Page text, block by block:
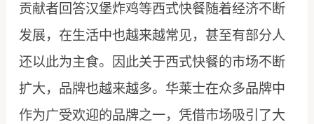
贡献者回答汉堡炸鸡等西式快餐随着经济不断
发展，在生活中也越来越常见，甚至有部分人
还以此为主食。因此关于西式快餐的市场不断
扩大，品牌也越来越多。华莱士在众多品牌中
作为广受欢迎的品牌之一，凭借市场吸引了大